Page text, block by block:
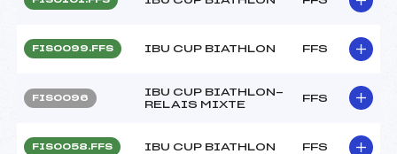
FIS0099.FFS IBU CUP BIATHLON FFS
FIS0096
IBU CUP BIATHLON-
RELAIS MIXTE
FFS
FIS0058.FFS IBU CUP BIATHLON FFS